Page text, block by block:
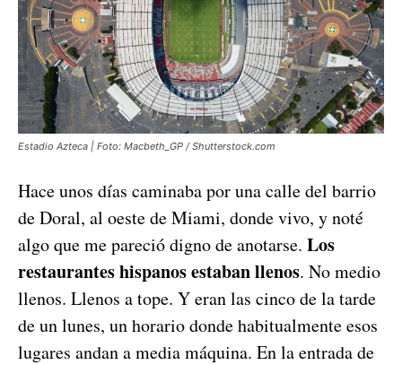
Estadio Azteca | Foto: Macbeth_GP / Shutterstock.com
Hace unos días caminaba por una calle del barrio
de Doral, al oeste de Miami, donde vivo, y noté
algo que me pareció digno de anotarse. Los
restaurantes hispanos estaban llenos. No medio
llenos. Llenos a tope. Y eran las cinco de la tarde
de un lunes, un horario donde habitualmente esos
lugares andan a media máquina. En la entrada de